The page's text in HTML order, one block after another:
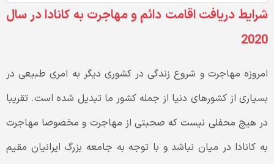
شرایط دریافت اقامت دائم و مهاجرت به کانادا در سال
2020
امروزه مهاجرت و شروع زندگی در کشوری دیگر به امری طبیعی در
بسیاری از کشورهای دنیا از جمله کشور ما تبدیل شده است. تقریبا
در هیچ محفلی نیست که صحبتی از مهاجرت و مخصوصا مهاجرت
به کانادا در میان نباشد و با توجه به جامعه بزرگ ایرانیان مقیم